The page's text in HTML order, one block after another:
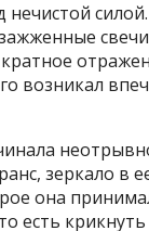
возникал
зеркало в
она
есть